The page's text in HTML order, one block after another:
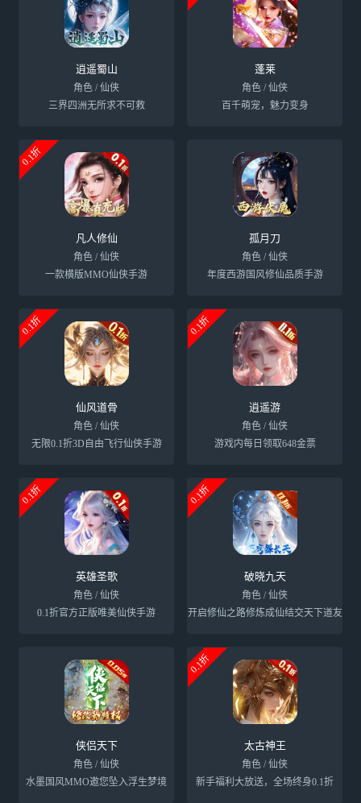
逍遥蜀山
角色 / 仙侠
三界四洲无所求不可救
蓬莱
角色 / 仙侠
百千萌宠，魅力变身
0.1折
凡人修仙
角色 / 仙侠
一款横版MMO仙侠手游
孤月刀
角色 / 仙侠
年度西游国风修仙品质手游
0.1折
仙风道骨
角色 / 仙侠
无限0.1折3D自由飞行仙侠手游
0.1折
逍遥游
角色 / 仙侠
游戏内每日领取648金票
0.1折
英雄圣歌
角色 / 仙侠
0.1折官方正版唯美仙侠手游
0.1折
破晓九天
角色 / 仙侠
开启修仙之路修炼成仙结交天下道友
侠侣天下
角色 / 仙侠
水墨国风MMO邀您坠入浮生梦境
0.1折
太古神王
角色 / 仙侠
新手福利大放送，全场终身0.1折